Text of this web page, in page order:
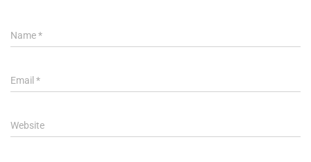
Name*
Email *
Website